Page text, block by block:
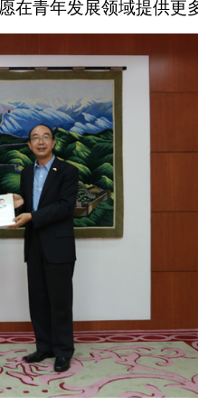
在青年发展领域提供更